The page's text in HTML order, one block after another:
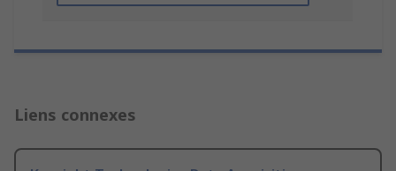
Liens connexes